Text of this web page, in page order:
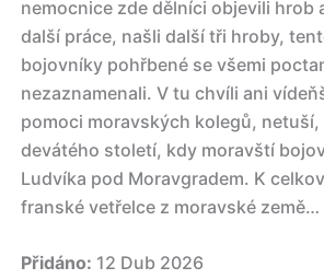
nemocnice zde dělníci objevili
další práce, našli další tři hroby,
bojovníky pohřbené se všemi
nezaznamenali. V tu chvíli ani
pomoci moravských kolegů,
devátého století, kdy moravští
Ludvíka pod Moravgradem. K
franské vetřelce z moravské země…
Přidáno: 12 Dub 2026